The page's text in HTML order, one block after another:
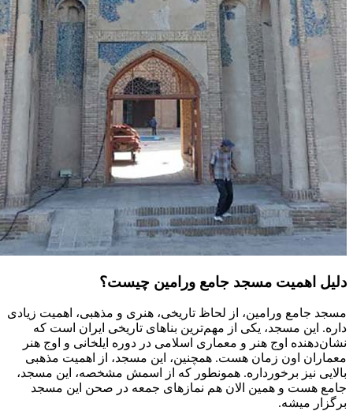
دلیل اهمیت مسجد جامع ورامین چیست؟
مسجد جامع ورامین، از لحاظ تاریخی، هنری و مذهبی، اهمیت زیادی
داره. این مسجد، یکی از مهم‌ترین بناهای تاریخی ایران است که
نشان‌دهنده اوج هنر و معماری اسلامی در دوره ایلخانی و اوج هنر
معماران اون زمان هست. همچنین، این مسجد، از اهمیت مذهبی
بالایی نیز برخورداره. همونطور که از اسمش مشخصه، این مسجد،
جامع هست و همین الان هم نمازهای جمعه در صحن این مسجد
برگزار میشه.